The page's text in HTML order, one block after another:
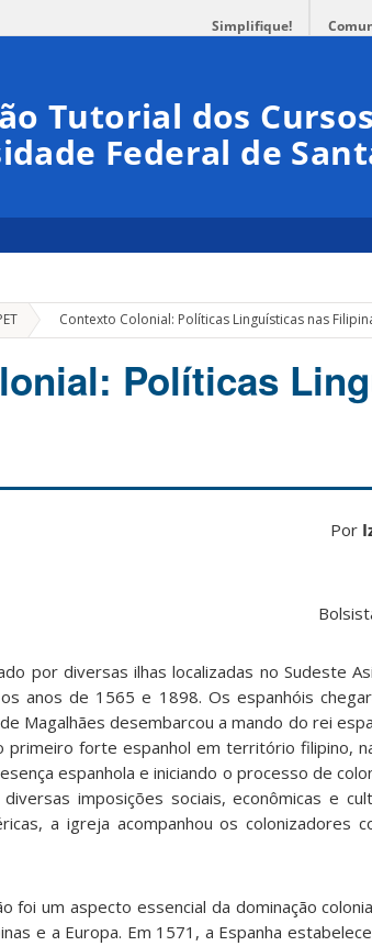
Simplifique!
Tutorial dos Cursos
Federal de
» Contexto Colonial: Políticas Linguísticas nas
Políticas
Por
por diversas ilhas localizadas no Sudeste
anos de 1565 e 1898. Os espanhóis
Magalhães desembarcou a mando do rei
forte espanhol em território filipino,
espanhola e iniciando o processo de
imposições sociais, econômicas e
a igreja acompanhou os
foi um aspecto essencial da dominação
e a Europa. Em 1571, a Espanha